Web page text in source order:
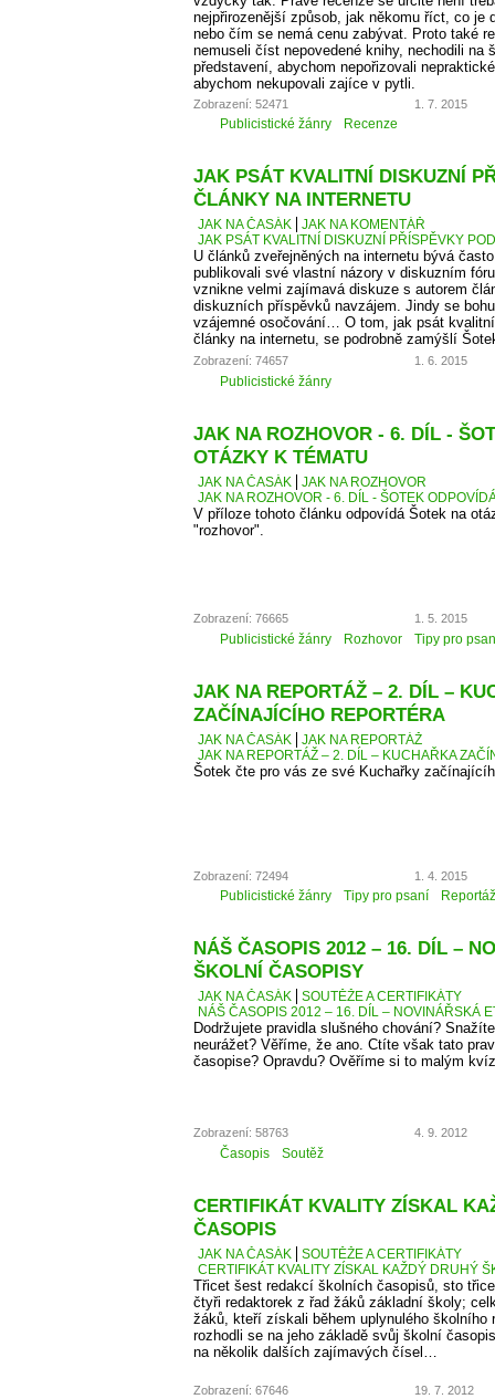
nejpřirozenější způsob, jak někomu říct, co je
nebo čím se nemá cenu zabývat. Proto také
nemuseli číst nepovedené knihy, nechodili na
představení, abychom nepořizovali
abychom nekupovali zajíce v pytli.
Zobrazení: 52471 1. 7. 2015
Publicistické žánry Recenze
JAK PSÁT KVALITNÍ DISKUZNÍ
ČLÁNKY NA INTERNETU
JAK NA ČASÁK
JAK NA KOMENTÁŘ
JAK PSÁT KVALITNÍ DISKUZNÍ PŘÍSPĚVKY
U článků zveřejněných na internetu bývá
publikovali své vlastní názory v diskuzním
vznikne velmi zajímavá diskuze s autorem
diskuzních příspěvků navzájem. Jindy se
vzájemné osočování… O tom, jak psát
články na internetu, se podrobně zamýšlí
Zobrazení: 74657 1. 6. 2015
Publicistické žánry
JAK NA ROZHOVOR - 6. DÍL -
OTÁZKY K TÉMATU
JAK NA ČASÁK
JAK NA ROZHOVOR
JAK NA ROZHOVOR - 6. DÍL - ŠOTEK
V příloze tohoto článku odpovídá Šotek na
"rozhovor".
Zobrazení: 76665 1. 5. 2015
Publicistické žánry Rozhovor Tipy pro
JAK NA REPORTÁŽ – 2. DÍL –
ZAČÍNAJÍCÍHO REPORTÉRA
JAK NA ČASÁK
JAK NA REPORTÁŽ
JAK NA REPORTÁŽ – 2. DÍL – KUCHAŘKA
Šotek čte pro vás ze své Kuchařky
Zobrazení: 72494 1. 4. 2015
Publicistické žánry Tipy pro psaní Reportáž
NÁŠ ČASOPIS 2012 – 16. DÍL –
ŠKOLNÍ ČASOPISY
JAK NA ČASÁK
SOUTĚŽE A CERTIFIKÁTY
NÁŠ ČASOPIS 2012 – 16. DÍL – NOVINÁŘSKÁ
Dodržujete pravidla slušného chování?
neurážet? Věříme, že ano. Ctíte však tato
časopise? Opravdu? Ověříme si to malým
Zobrazení: 58763 4. 9. 2012
Časopis Soutěž
CERTIFIKÁT KVALITY ZÍSKAL
ČASOPIS
JAK NA ČASÁK
SOUTĚŽE A CERTIFIKÁTY
CERTIFIKÁT KVALITY ZÍSKAL KAŽDÝ DRUHÝ
Třicet šest redakcí školních časopisů, sto
čtyři redaktorek z řad žáků základní školy;
žáků, kteří získali během uplynulého školního
rozhodli se na jeho základě svůj školní
na několik dalších zajímavých čísel…
Zobrazení: 67646 19. 7. 2012